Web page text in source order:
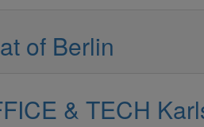
of Berlin
& TECH